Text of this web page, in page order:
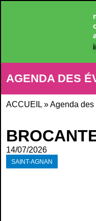
AGENDA DES
ACCUEIL »Agenda des
14/07/2026
SAINT-AGNAN